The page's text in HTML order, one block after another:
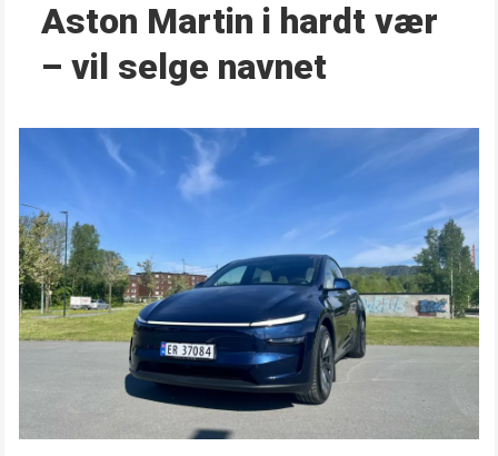
Aston Martin i hardt vær
– vil selge navnet